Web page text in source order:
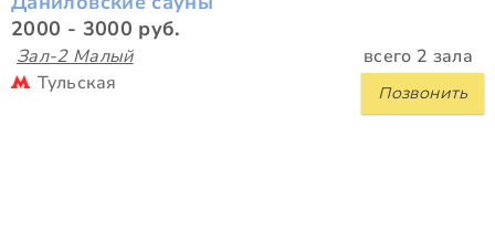
2000 - 3000 руб.
Зал-2 Малый всего 2 зала
Позвонить
Тульская